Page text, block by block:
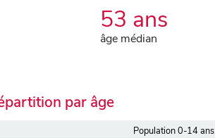
53 ans
âge médian
par âge
Population 0-14 ans